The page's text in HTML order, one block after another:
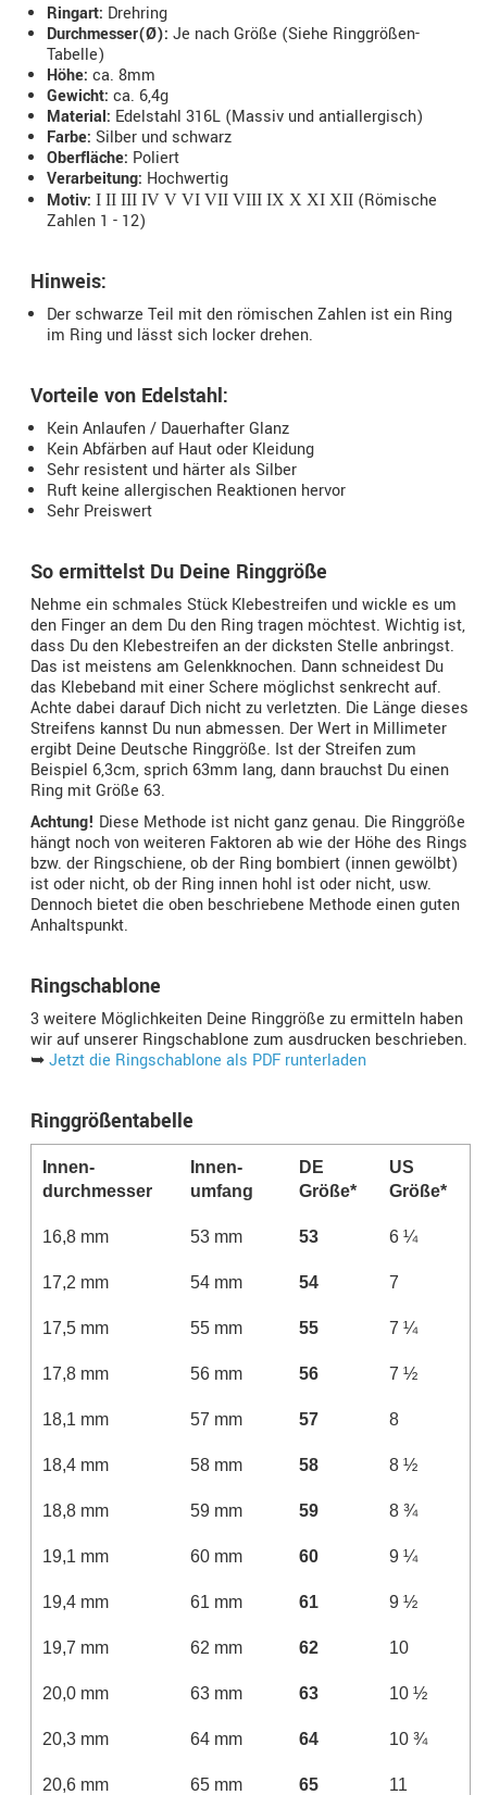
Ringart: Drehring
Durchmesser(Ø): Je nach Größe (Siehe Ringgrößen-
Tabelle)
Höhe: ca. 8mm
Gewicht: ca. 6,4g
Material: Edelstahl 316L (Massiv und antiallergisch)
Farbe: Silber und schwarz
Oberfläche: Poliert
Verarbeitung: Hochwertig
Motiv: I II III IV V VI VII VIII IX X XI XII (Römische
Zahlen 1 - 12)
Hinweis:
Der schwarze Teil mit den römischen Zahlen ist ein Ring
im Ring und lässt sich locker drehen.
Vorteile von Edelstahl:
Kein Anlaufen / Dauerhafter Glanz
Kein Abfärben auf Haut oder Kleidung
Sehr resistent und härter als Silber
Ruft keine allergischen Reaktionen hervor
Sehr Preiswert
So ermittelst Du Deine Ringgröße
Nehme ein schmales Stück Klebestreifen und wickle es um
den Finger an dem Du den Ring tragen möchtest. Wichtig ist,
dass Du den Klebestreifen an der dicksten Stelle anbringst.
Das ist meistens am Gelenkknochen. Dann schneidest Du
das Klebeband mit einer Schere möglichst senkrecht auf.
Achte dabei darauf Dich nicht zu verletzten. Die Länge dieses
Streifens kannst Du nun abmessen. Der Wert in Millimeter
ergibt Deine Deutsche Ringgröße. Ist der Streifen zum
Beispiel 6,3cm, sprich 63mm lang, dann brauchst Du einen
Ring mit Größe 63.
Achtung! Diese Methode ist nicht ganz genau. Die Ringgröße
hängt noch von weiteren Faktoren ab wie der Höhe des Rings
bzw. der Ringschiene, ob der Ring bombiert (innen gewölbt)
ist oder nicht, ob der Ring innen hohl ist oder nicht, usw.
Dennoch bietet die oben beschriebene Methode einen guten
Anhaltspunkt.
Ringschablone
3 weitere Möglichkeiten Deine Ringgröße zu ermitteln haben
wir auf unserer Ringschablone zum ausdrucken beschrieben.
➥Jetzt die Ringschablone als PDF runterladen
Ringgrößentabelle
Innen­
durchmesser
Innen­­
umfang
DE
Größe*
US
Größe*
16,8 mm 53 mm 53 6 ¼
17,2 mm 54 mm 54 7
17,5 mm 55 mm 55 7 ¼
17,8 mm 56 mm 56 7 ½
18,1 mm 57 mm 57 8
18,4 mm 58 mm 58 8 ½
18,8 mm 59 mm 59 8 ¾
19,1 mm 60 mm 60 9 ¼
19,4 mm 61 mm 61 9 ½
19,7 mm 62 mm 62 10
20,0 mm 63 mm 63 10 ½
20,3 mm 64 mm 64 10 ¾
20,6 mm 65 mm 65 11